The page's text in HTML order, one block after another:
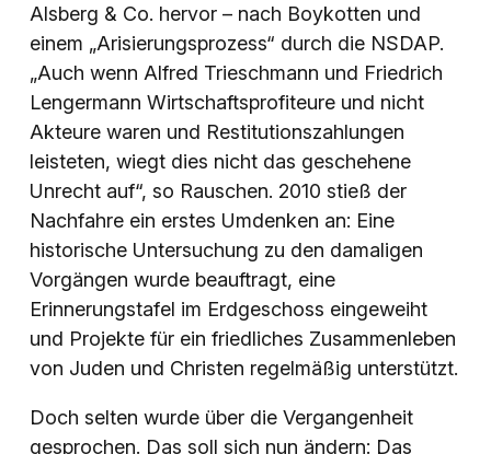
Alsberg & Co. hervor – nach Boykotten und
einem „Arisierungsprozess“ durch die NSDAP.
„Auch wenn Alfred Trieschmann und Friedrich
Lengermann Wirtschaftsprofiteure und nicht
Akteure waren und Restitutionszahlungen
leisteten, wiegt dies nicht das geschehene
Unrecht auf“, so Rauschen. 2010 stieß der
Nachfahre ein erstes Umdenken an: Eine
historische Untersuchung zu den damaligen
Vorgängen wurde beauftragt, eine
Erinnerungstafel im Erdgeschoss eingeweiht
und Projekte für ein friedliches Zusammenleben
von Juden und Christen regelmäßig unterstützt.
Doch selten wurde über die Vergangenheit
gesprochen. Das soll sich nun ändern: Das